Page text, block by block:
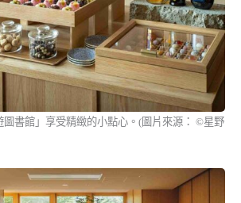
圖書館」享受精緻的小點心。(圖片來源： ©星野